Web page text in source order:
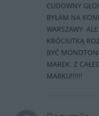
CUDOWNY
BYŁAM NA
WARSZAWY.
KRÓCIUTKĄ
BYĆ
MAREK. Z
MARKU!!!!!!